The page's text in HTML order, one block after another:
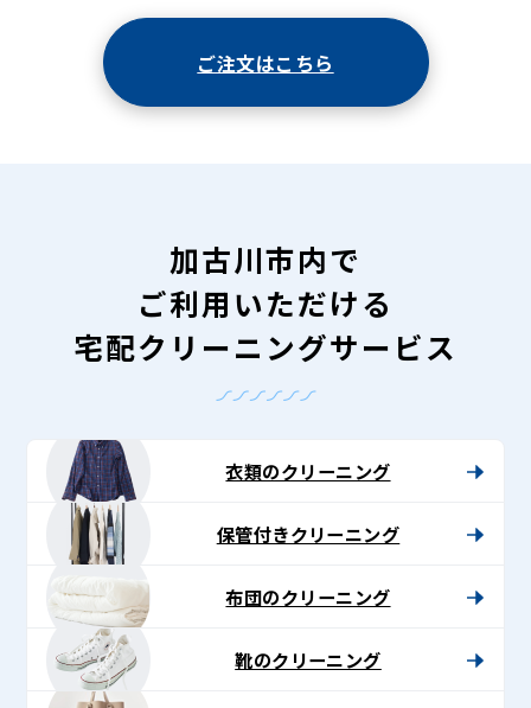
ご注文はこちら
加古川市内で
ご利用いただける
宅配クリーニングサービス
衣類のクリーニング
保管付きクリーニング
布団のクリーニング
靴のクリーニング